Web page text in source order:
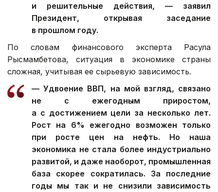
и решительные действия, — заявил
Президент, открывая заседание
в прошлом году.
По словам финансового эксперта Расула
Рысмамбетова, ситуация в экономике страны
сложная, учитывая ее сырьевую зависимость.
— Удвоение ВВП, на мой взгляд, связано
не с ежегодным приростом,
а с достижением цели за несколько лет.
Рост на 6% ежегодно возможен только
при росте цен на нефть. Но наша
экономика не стала более индустриально
развитой, и даже наоборот, промышленная
база скорее сократилась. За последние
годы мы так и не снизили зависимость